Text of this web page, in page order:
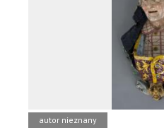
autor nieznany